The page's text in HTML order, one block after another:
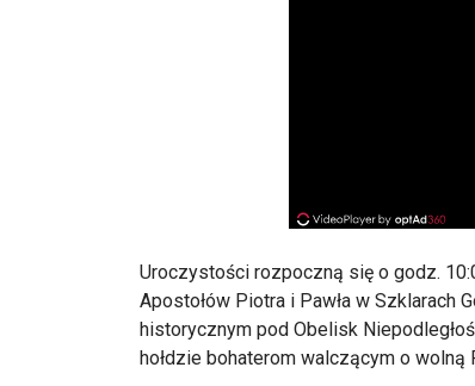
Uroczystości rozpoczną się o godz.
Apostołów Piotra i Pawła w Szklarach G
historycznym pod Obelisk
hołdzie bohaterom walczącym o wolną